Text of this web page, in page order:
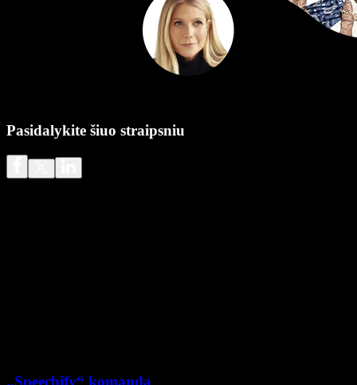
Pasidalykite šiuo straipsniu
„Speechify“ komanda